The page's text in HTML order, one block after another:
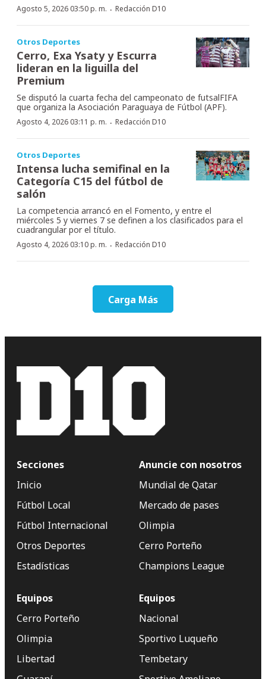
Agosto 5, 2026 03:50 p. m. · Redacción D10
Otros Deportes
Cerro, Exa Ysaty y Escurra
lideran en la liguilla del
Premium
Se disputó la cuarta fecha del campeonato de futsalFIFA
que organiza la Asociación Paraguaya de Fútbol (APF).
Agosto 4, 2026 03:11 p. m. · Redacción D10
Otros Deportes
Intensa lucha semifinal en la
Categoría C15 del fútbol de
salón
La competencia arrancó en el Fomento, y entre el
miércoles 5 y viernes 7 se definen a los clasificados para el
cuadrangular por el título.
Agosto 4, 2026 03:10 p. m. · Redacción D10
Carga Más
Secciones
Inicio
Fútbol Local
Fútbol Internacional
Otros Deportes
Estadísticas
Anuncie con nosotros
Mundial de Qatar
Mercado de pases
Olimpia
Cerro Porteño
Champions League
Equipos
Cerro Porteño
Olimpia
Libertad
Equipos
Nacional
Sportivo Luqueño
Tembetary